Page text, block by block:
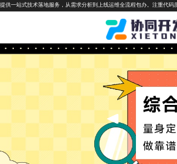
提供一站式技术落地服务，从需求分析到上线运维全流程包办。注重代